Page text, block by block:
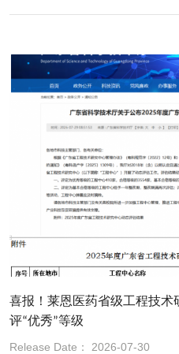
喜报！莱恩医药省级工程技术
评“优秀”等级
Release Date： 2026-07-30